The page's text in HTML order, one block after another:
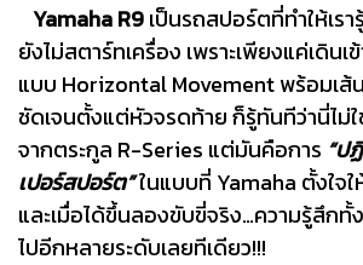
Yamaha R9เป็นรถสปอร์ตที่ทำให้เร
ยังไม่สตาร์ทเครื่อง เพราะเพียงแค่เดินเ
แบบ Horizontal Movement พร้อมเส้
ชัดเจนตั้งแต่หัวจรดท้าย ก็รู้ทันทีว่านี่ไม่
จากตระกูล R-Series แต่มันคือการ “ป
เปอร์สปอร์ต”ในแบบที่ Yamaha ตั้งใจ
และเมื่อได้ขึ้นลองขับขี่จริง…ความรู้สึก
ไปอีกหลายระดับเลยทีเดียว!!!